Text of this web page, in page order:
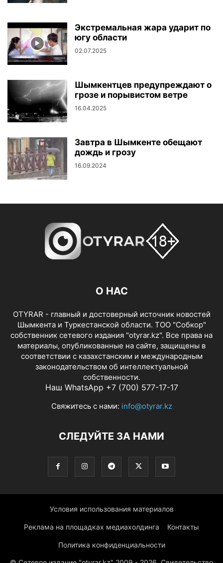
Экстремальная жара ударит по
югу области
02.07.2025
Шымкентцев предупреждают о
грозе и порывистом ветре
16.04.2025
Завтра в Шымкенте обещают
дождь и грозу
16.09.2024
О НАС
OTYRAR - главный и достоверный источник новостей
Шымкента и Туркестанской области. ТОО "Собкор"
собственник сетевого издания "otyrar.kz". Все права на
материалы, опубликованные на сайте, защищены в
соответствии с казахстанским и международным
законодательством об интеллектуальной
собственности.
Наш WhatsApp +7 (700) 577-17-17
Свяжитесь с нами: info@otyrar.kz
СЛЕДУЙТЕ ЗА НАМИ
Условия использования материалов
Реклама на площадках медиахолдинга Контакты
Политика конфиденциальности